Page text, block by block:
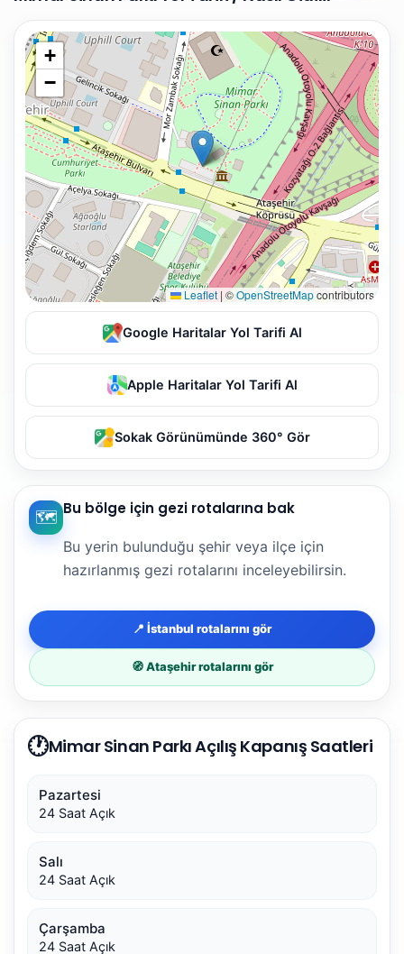
+
−
Leaflet | ©OpenStreetMapcontributors
Google Haritalar Yol Tarifi Al
Apple Haritalar Yol Tarifi Al
Sokak Görünümünde 360° Gör
🗺️ Bu bölge için gezi rotalarına bak
Bu yerin bulunduğu şehir veya ilçe için
hazırlanmış gezi rotalarını inceleyebilirsin.
📍 İstanbul rotalarını gör
🧭 Ataşehir rotalarını gör
🕐Mimar Sinan Parkı Açılış Kapanış Saatleri
Pazartesi
24 Saat Açık
Salı
24 Saat Açık
Çarşamba
24 Saat Açık